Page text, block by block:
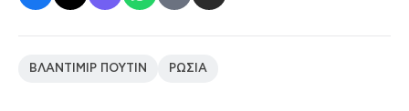
ΒΛΑΝΤΙΜΙΡ ΠΟΥΤΙΝ ΡΩΣΙΑ